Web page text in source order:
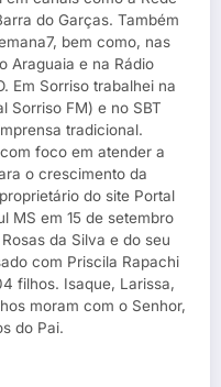
do Garças. Também
bem como, nas
Araguaia e na Rádio
Em Sorriso trabalhei na
Sorriso FM) e no SBT
tradicional.
foco em atender a
o crescimento da
do site Portal
MS em 15 de setembro
da Silva e do seu
com Priscila Rapachi
filhos. Isaque, Larissa,
moram com o Senhor,
do Pai.